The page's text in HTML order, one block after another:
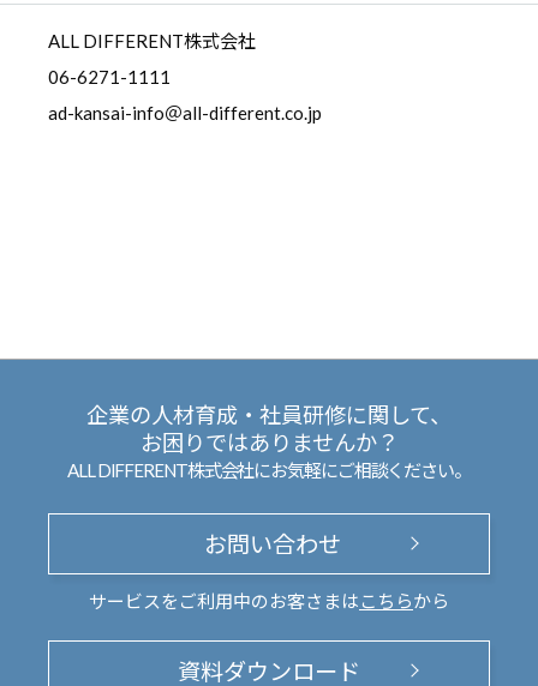
ALL DIFFERENT株式会社
06-6271-1111
ad-kansai-info＠all-different.co.jp
企業の人材育成・社員研修に関して、
お困りではありませんか？
ALL DIFFERENT株式会社にお気軽にご相談ください。
お問い合わせ
サービスをご利用中のお客さまは こちらから
資料ダウンロード